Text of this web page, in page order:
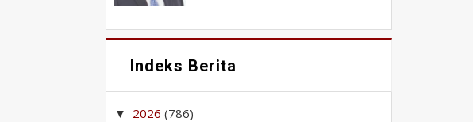
Indeks Berita
▼ 2026(786)